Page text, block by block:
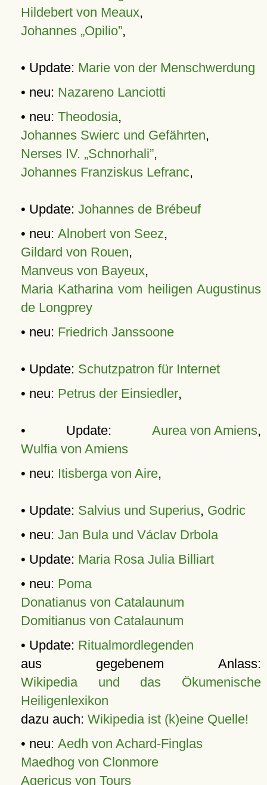
Hildebert von Meaux,
Johannes „Opilio”,
• Update: Marie von der Menschwerdung
• neu: Nazareno Lanciotti
• neu: Theodosia,
Johannes Swierc und Gefährten,
Nerses IV. „Schnorhali”,
Johannes Franziskus Lefranc,
• Update: Johannes de Brébeuf
• neu: Alnobert von Seez,
Gildard von Rouen,
Manveus von Bayeux,
Maria Katharina vom heiligen Augustinus
de Longprey
• neu: Friedrich Janssoone
• Update: Schutzpatron für Internet
• neu: Petrus der Einsiedler,
• Update: Aurea von Amiens,
Wulfia von Amiens
• neu: Itisberga von Aire,
• Update: Salvius und Superius, Godric
• neu: Jan Bula und Václav Drbola
• Update: Maria Rosa Julia Billiart
• neu: Poma
Donatianus von Catalaunum
Domitianus von Catalaunum
• Update: Ritualmordlegenden
aus gegebenem Anlass:
Wikipedia und das Ökumenische
Heiligenlexikon
dazu auch: Wikipedia ist (k)eine Quelle!
• neu: Aedh von Achard-Finglas
Maedhog von Clonmore
Agericus von Tours